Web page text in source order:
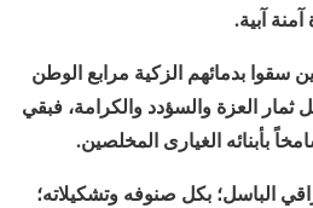
آبية.
سقوا بدمائهم الزكية مرابع الوطن
العزة والسؤدد والكرامة، فبقي
بأبنائه الغيارى المخلصين.
الباسل؛ بكل صنوفه وتشكيلاته؛